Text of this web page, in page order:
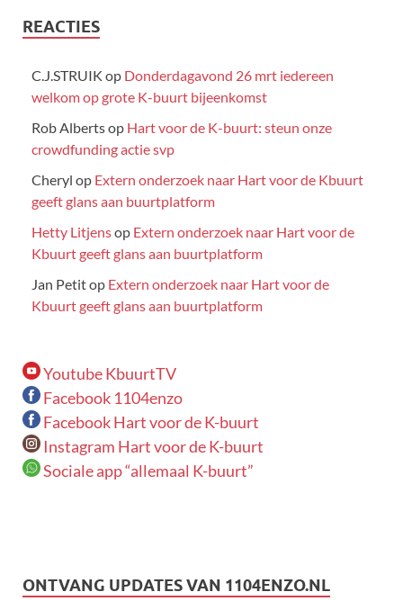
REACTIES
C.J.STRUIK op Donderdagavond 26 mrt iedereen
welkom op grote K-buurt bijeenkomst
Rob Albertsop Hart voor de K-buurt: steun onze
crowdfunding actie svp
Cheryl op Extern onderzoek naar Hart voor de Kbuurt
geeft glans aan buurtplatform
Hetty Litjensop Extern onderzoek naar Hart voor de
Kbuurt geeft glans aan buurtplatform
Jan Petitop Extern onderzoek naar Hart voor de
Kbuurt geeft glans aan buurtplatform
Youtube KbuurtTV
Facebook 1104enzo
Facebook Hart voor de K-buurt
Instagram Hart voor de K-buurt
Sociale app “allemaal K-buurt”
ONTVANG UPDATES VAN 1104ENZO.NL